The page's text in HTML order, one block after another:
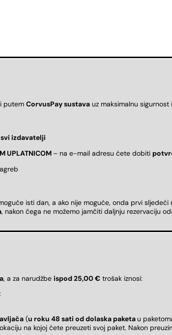
putem CorvusPay sustava uz maksimalnu
svi izdavatelji
UPLATNICOM – na e-mail adresu ćete dobiti
isti dan, a ako nije moguće, onda prvi sljedeći
, nakon čega ne možemo jamčiti daljnju rezervaciju
, a za narudžbe ispod 25,00 € trošak iznosi:
(u roku 48 sati od dolaska paketau
na kojoj ćete preuzeti svoj paket. Nakon